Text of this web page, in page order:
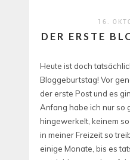
16.
DER ERSTE
Heute ist doch
Bloggeburtstag! Vor
der erste Post und es
Anfang habe ich nur so
hingewerkelt, keinem
in meiner Freizeit so
einige Monate, bis es